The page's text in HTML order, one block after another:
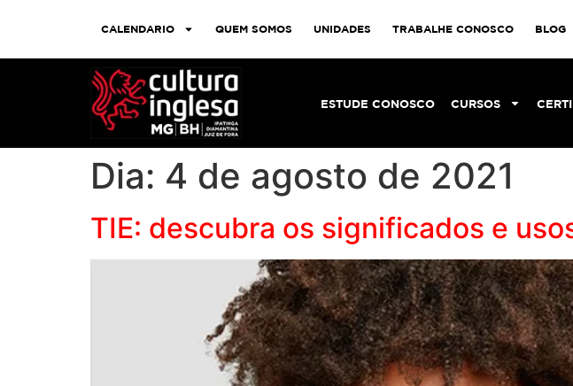
CALENDARIO QUEM SOMOS UNIDADES TRABALHE CONOSCO BLOG
ESTUDE CONOSCO CURSOS
Dia: 4 de agosto de 2021
TIE: descubra os significados e